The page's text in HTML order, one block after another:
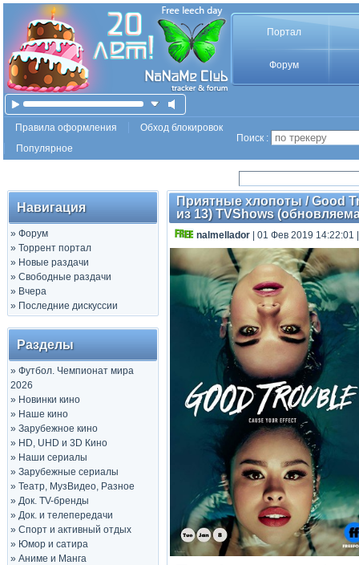
Портал
Форум
Правила оформления
Обход блокировок
Популярное
Поиск :
Навигация
» Форум
» Торрент портал
» Новые раздачи
» Свободные раздачи
» Вчера
» Последние дискуссии
Разделы
» Футбол. Чемпионат мира
2026
» Новинки кино
» Наше кино
» Зарубежное кино
» HD, UHD и 3D Кино
» Наши сериалы
» Зарубежные сериалы
» Театр, МузВидео, Разное
» Док. TV-бренды
» Док. и телепередачи
» Спорт и активный отдых
» Юмор и сатира
» Аниме и Манга
Приятные хлопоты / Good
из 13) TVShows
nalmellador | 01 Фев 2019 14:22:01